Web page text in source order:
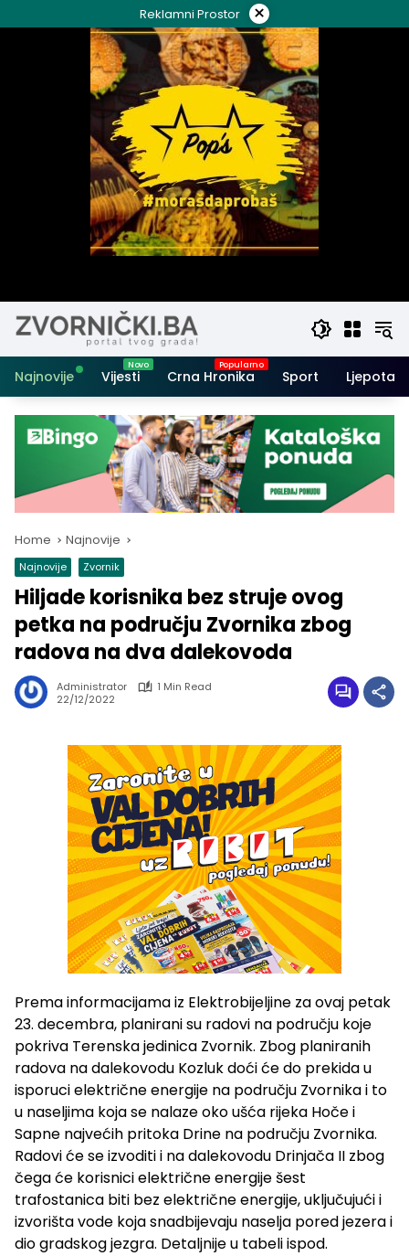
to
Reklamni Prostor ×
Najnovije Vijesti Crna Hronika Sport Ljepota i
Home Najnovije
Najnovije Zvornik
Hiljade korisnika bez struje ovog
petka na području Zvornika zbog
radova na dva dalekovoda
Administrator
1 Min Read
22/12/2022
Prema informacijama iz Elektrobijeljine za ovaj petak
23. decembra, planirani su radovi na području koje
pokriva Terenska jedinica Zvornik. Zbog planiranih
radova na dalekovodu Kozluk doći će do prekida u
isporuci električne energije na području Zvornika i to
u naseljima koja se nalaze oko ušća rijeka Hoče i
Sapne najvećih pritoka Drine na području Zvornika.
Radovi će se izvoditi i na dalekovodu Drinjača II zbog
čega će korisnici električne energije šest
trafostanica biti bez električne energije, uključujući i
izvorišta vode koja snadbijevaju naselja pored jezera i
dio gradskog jezgra. Detaljnije u tabeli ispod.